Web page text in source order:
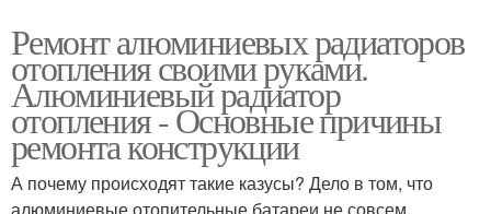
Ремонт алюминиевых радиаторов
отопления своими руками.
Алюминиевый радиатор
отопления - Основные причины
ремонта конструкции
А почему происходят такие казусы? Дело в том, что
алюминиевые отопительные батареи не совсем